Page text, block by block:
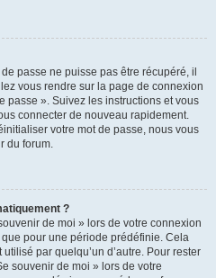
passe ne puisse pas être récupéré, il
vous rendre sur la page de connexion
passe ». Suivez les instructions et vous
connecter de nouveau rapidement.
votre mot de passe, nous vous
du forum.
?
de moi » lors de votre connexion
pour une période prédéfinie. Cela
par quelqu’un d’autre. Pour rester
souvenir de moi » lors de votre